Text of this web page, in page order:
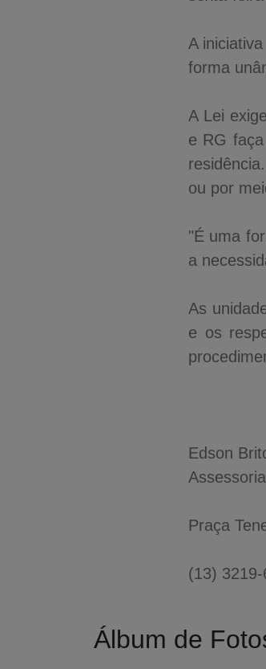
A
forma
A Lei
e RG
ou por
"É uma
a
As
e os
Edson
Praça
(13) 3219-
Álbum de